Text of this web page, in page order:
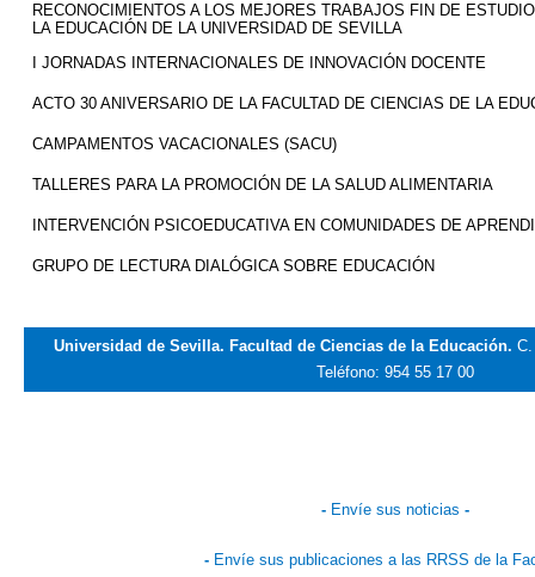
RECONOCIMIENTOS A LOS MEJORES TRABAJOS FIN DE
LA EDUCACIÓN DE LA UNIVERSIDAD DE SEVILLA
I JORNADAS INTERNACIONALES DE INNOVACIÓN DOCENTE
ACTO 30 ANIVERSARIO DE LA FACULTAD DE CIENCIAS DE LA
CAMPAMENTOS VACACIONALES (SACU)
TALLERES PARA LA PROMOCIÓN DE LA SALUD ALIMENTARIA
INTERVENCIÓN PSICOEDUCATIVA EN COMUNIDADES DE
GRUPO DE LECTURA DIALÓGICA SOBRE EDUCACIÓN
Universidad de Sevilla. Facultad de Ciencias de la Educación.
Teléfono: 954 55 17 00
- Envíe sus noticias -
- Envíe sus publicaciones a las RRSS de la